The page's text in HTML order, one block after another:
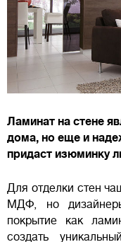
Ламинат на стене
дома, но еще и
придаст изюминку
Для отделки стен
МДФ, но
покрытие как
создать